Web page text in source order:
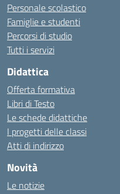
Personale scolastico
Famiglie e studenti
Percorsi di studio
Tutti i servizi
Didattica
Offerta formativa
Libri di Testo
Le schede didattiche
I progetti delle classi
Atti di indirizzo
Novità
Le notizie